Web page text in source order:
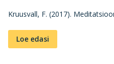
Kruusvall, F. (2017).
Loe edasi